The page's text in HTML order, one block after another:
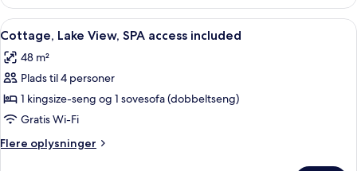
included
Bungalow,
Bathrooms,
access
included
Indlæs
alle
billeder
af
Cottage,
Lake
View,
SPA
En moderne udendørs terrasse
14
Cottage, Lake View, SPA access included
48 m²
Plads til 4 personer
1 kingsize-seng og 1 sovesofa (dobbeltseng)
Gratis Wi-Fi
Flere oplysninger
Flere